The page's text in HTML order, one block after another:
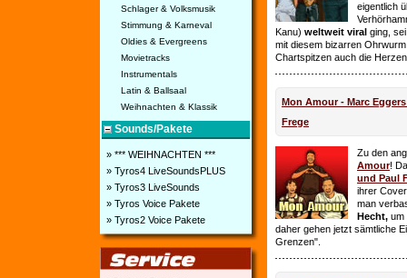
Schlager & Volksmusik
Stimmung & Karneval
Oldies & Evergreens
Movietracks
Instrumentals
Latin & Ballsaal
Weihnachten & Klassik
Sounds/Pakete
» *** WEIHNACHTEN ***
» Tyros4 LiveSoundsPLUS
» Tyros3 LiveSounds
» Tyros Voice Pakete
» Tyros2 Voice Pakete
eigentlich
Kanu) weltweit viral ging,
mit diesem bizarren
Chartspitzen auch die
Mon Amour - Marc
Frege
Zu den
Amour!
und Paul
ihrer
man
Hecht, um
daher gehen jetzt sämtliche
Grenzen".